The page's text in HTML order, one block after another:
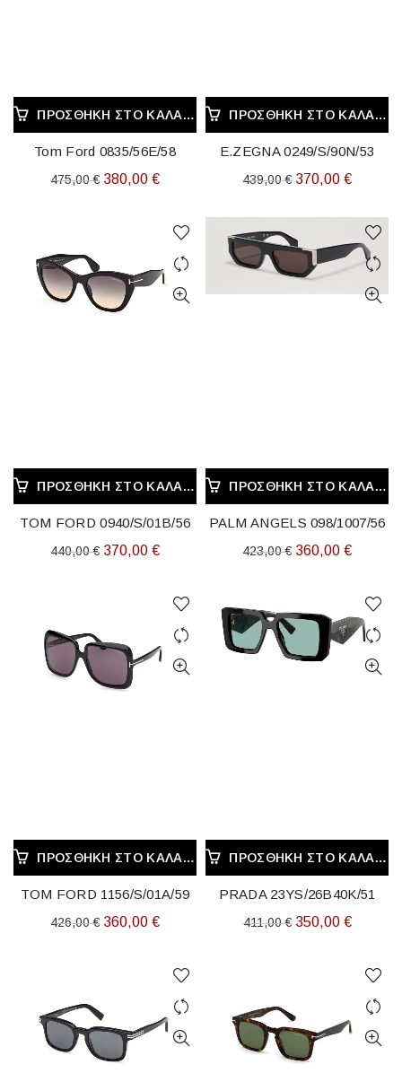
ΠΡΟΣΘΉΚΗ ΣΤΟ ΚΑΛΆΘΙ
Tom Ford 0835/56E/58
475,00€ Original
380,00 €Η
τιμή
είναι:
380,00 €.
ΠΡΟΣΘΉΚΗ ΣΤΟ ΚΑΛΆΘΙ
E.ZEGNA 0249/S/90N/53
439,00€ Original
439,00 €.
370,00 €Η
τιμή
είναι:
370,00
ΠΡΟΣΘΉΚΗ ΣΤΟ ΚΑΛΆΘΙ
TOM FORD 0940/S/01B/56
440,00€ Original
370,00 €Η
τιμή
είναι:
370,00 €.
ΠΡΟΣΘΉΚΗ ΣΤΟ ΚΑΛΆΘΙ
PALM ANGELS 098/1007/56
423,00€ Original
423,00 €.
360,00 €Η
τιμή
είναι:
360,00
ΠΡΟΣΘΉΚΗ ΣΤΟ ΚΑΛΆΘΙ
TOM FORD 1156/S/01A/59
426,00€ Original
360,00 €Η
τιμή
είναι:
360,00 €.
ΠΡΟΣΘΉΚΗ ΣΤΟ ΚΑΛΆΘΙ
PRADA 23YS/26B40K/51
411,00€ Original
350,00 €Η
τιμή
είναι:
350,00